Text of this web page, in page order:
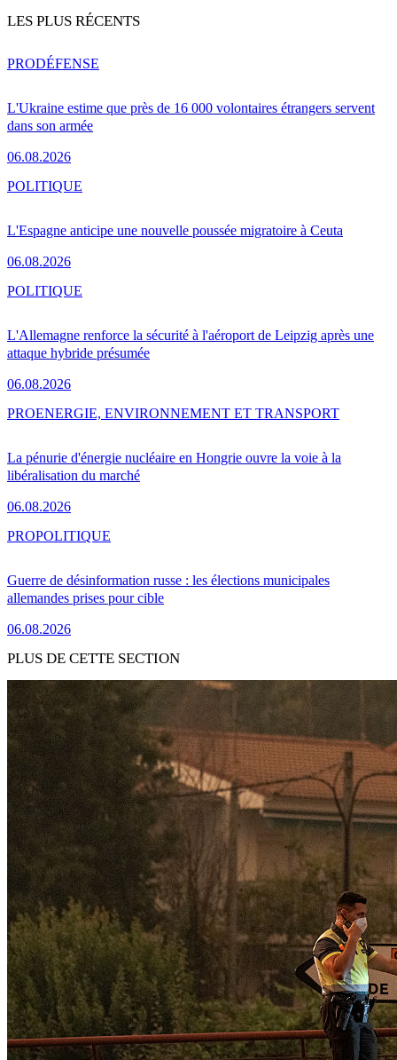
LES PLUS RÉCENTS
L'Ukraine estime que près de 16 000 volontaires étrangers servent
dans son armée
06.08.2026
PRODÉFENSE
L'Espagne anticipe une nouvelle poussée migratoire à Ceuta
06.08.2026
POLITIQUE
L'Allemagne renforce la sécurité à l'aéroport de Leipzig après une
attaque hybride présumée
06.08.2026
POLITIQUE
La pénurie d'énergie nucléaire en Hongrie ouvre la voie à la
libéralisation du marché
06.08.2026
PROENERGIE, ENVIRONNEMENT ET TRANSPORT
Guerre de désinformation russe : les élections municipales
allemandes prises pour cible
06.08.2026
PROPOLITIQUE
PLUS DE CETTE SECTION